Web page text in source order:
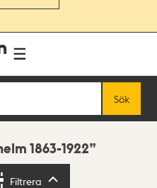
Sök
1863-1922
Filtrera